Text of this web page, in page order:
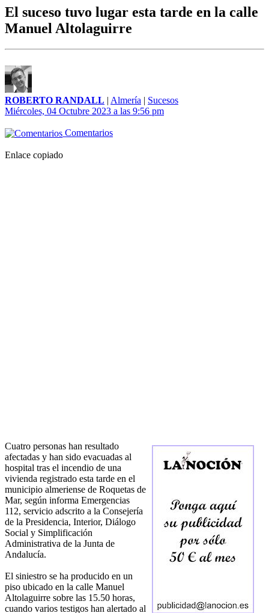
El suceso tuvo lugar esta tarde en la calle
Manuel Altolaguirre
ROBERTO RANDALL | Almería | Sucesos
Miércoles, 04 Octubre 2023 a las 9:56 pm
Comentarios
Enlace copiado
Cuatro personas han resultado
afectadas y han sido evacuadas al
hospital tras el incendio de una
vivienda registrado esta tarde en el
municipio almeriense de Roquetas de
Mar, según informa Emergencias
112, servicio adscrito a la Consejería
de la Presidencia, Interior, Diálogo
Social y Simplificación
Administrativa de la Junta de
Andalucía.
El siniestro se ha producido en un
piso ubicado en la calle Manuel
Altolaguirre sobre las 15.50 horas,
cuando varios testigos han alertado al